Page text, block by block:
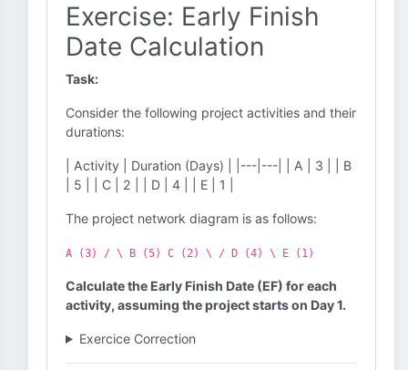
Exercise: Early Finish
Date Calculation
Task:
Consider the following project activities and their
durations:
| Activity | Duration (Days) | |---|---| | A | 3 | | B
| 5 | | C | 2 | | D | 4 | | E | 1 |
The project network diagram is as follows:
A (3) / \ B (5) C (2) \ / D (4) \ E (1)
Calculate the Early Finish Date (EF) for each
activity, assuming the project starts on Day 1.
Exercice Correction